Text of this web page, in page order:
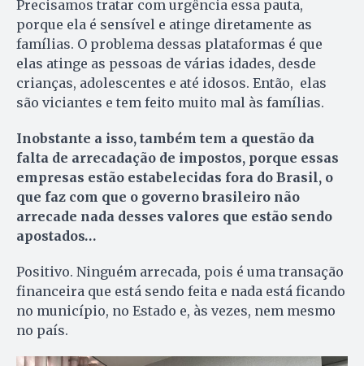
Precisamos tratar com urgência essa pauta,
porque ela é sensível e atinge diretamente as
famílias. O problema dessas plataformas é que
elas atinge as pessoas de várias idades, desde
crianças, adolescentes e até idosos. Então, elas
são viciantes e tem feito muito mal às famílias.
Inobstante a isso, também tem a questão da
falta de arrecadação de impostos, porque essas
empresas estão estabelecidas fora do Brasil, o
que faz com que o governo brasileiro não
arrecade nada desses valores que estão sendo
apostados…
Positivo. Ninguém arrecada, pois é uma transação
financeira que está sendo feita e nada está ficando
no município, no Estado e, às vezes, nem mesmo
no país.